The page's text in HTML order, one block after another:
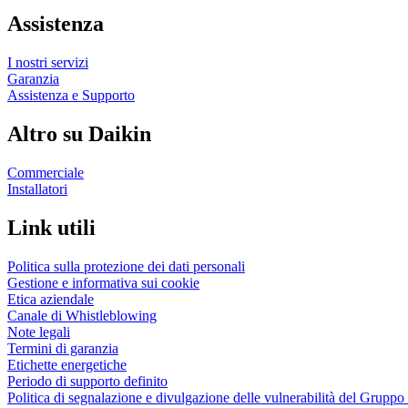
Assistenza
I nostri servizi
Garanzia
Assistenza e Supporto
Altro su Daikin
Commerciale
Installatori
Link utili
Politica sulla protezione dei dati personali
Gestione e informativa sui cookie
Etica aziendale
Canale di Whistleblowing
Note legali
Termini di garanzia
Etichette energetiche
Periodo di supporto definito
Politica di segnalazione e divulgazione delle vulnerabilità del